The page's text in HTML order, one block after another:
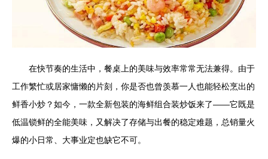
在快节奏的生活中，餐桌上的美味与效率常常无法兼得。由于
工作繁忙或居家慵懒的片刻，你是否也曾羡慕一人也能轻松烹出的
鲜香小炒？如今，一款全新包装的海鲜组合装炒饭来了——它既是
低温锁鲜的全能美味，又解决了存储与出餐的稳定难题，总销量火
爆的小日常、大事业定也缺它不可。